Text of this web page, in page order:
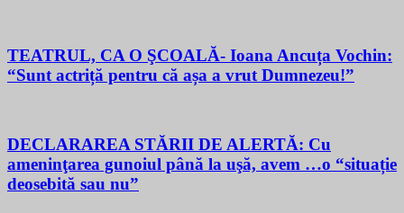
TEATRUL, CA O ŞCOALĂ- Ioana Ancuța Vochin:
“Sunt actriță pentru că așa a vrut Dumnezeu!”
DECLARAREA STĂRII DE ALERTĂ: Cu
ameninţarea gunoiul până la uşă, avem …o “situație
deosebită sau nu”